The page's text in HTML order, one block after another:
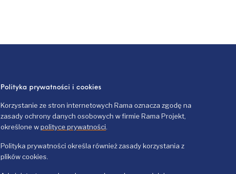
Polityka prywatności i cookies
Korzystanie ze stron internetowych Rama oznacza zgodę na
zasady ochrony danych osobowych w firmie Rama Projekt,
określone wpolityce prywatności.
Polityka prywatności określa również zasady korzystania z
plików cookies.